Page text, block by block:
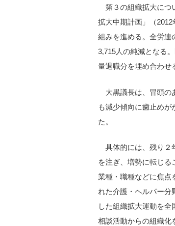
第３の組織拡大につ
拡大中期計画」（
組みを進める。全労連
3,715人の純減となる
量退職分を埋め合わせ
大黒議長は、冒頭の
も減少傾向に歯止め
た。
具体的には、残り２
を注ぎ、増勢に転じる
業種・職種などに焦点
れた介護・ヘルパー分
した組織拡大運動を
相談活動からの組織化